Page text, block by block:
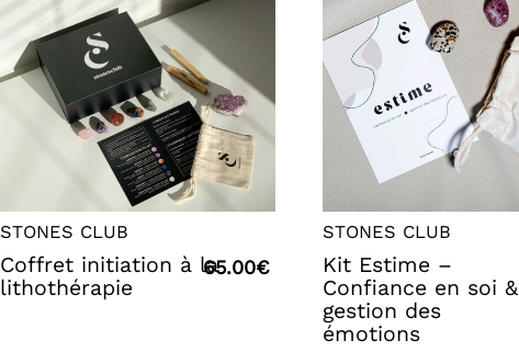
STONES CLUB
Coffret initiation à la
lithothérapie
65.00€
STONES CLUB
Kit Estime –
Confiance en soi &
gestion des
émotions